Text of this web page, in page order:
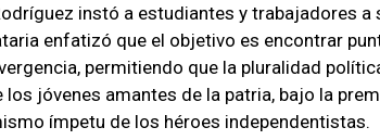
instó a estudiantes y trabajadores
enfatizó que el objetivo es encontrar
permitiendo que la pluralidad
los jóvenes amantes de la patria, bajo la
ímpetu de los héroes independentistas.